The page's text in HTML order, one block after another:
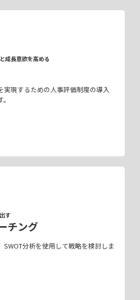
成長意欲を高める
実現するための人事評価制度の導入
す
チング
SWOT分析を使用して戦略を検討しま